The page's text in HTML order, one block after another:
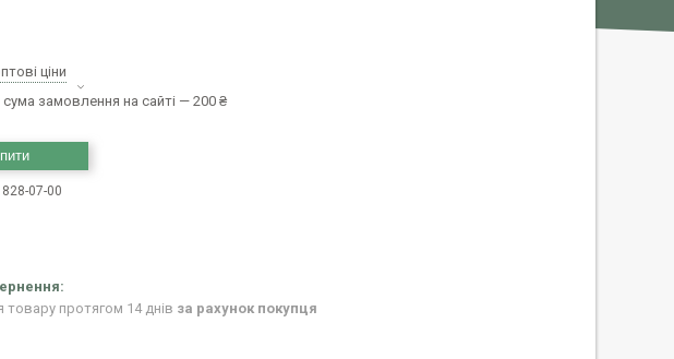
ціни
сума замовлення на сайті — 200 ₴
07-00
товару протягом 14 днів за рахунок покупця